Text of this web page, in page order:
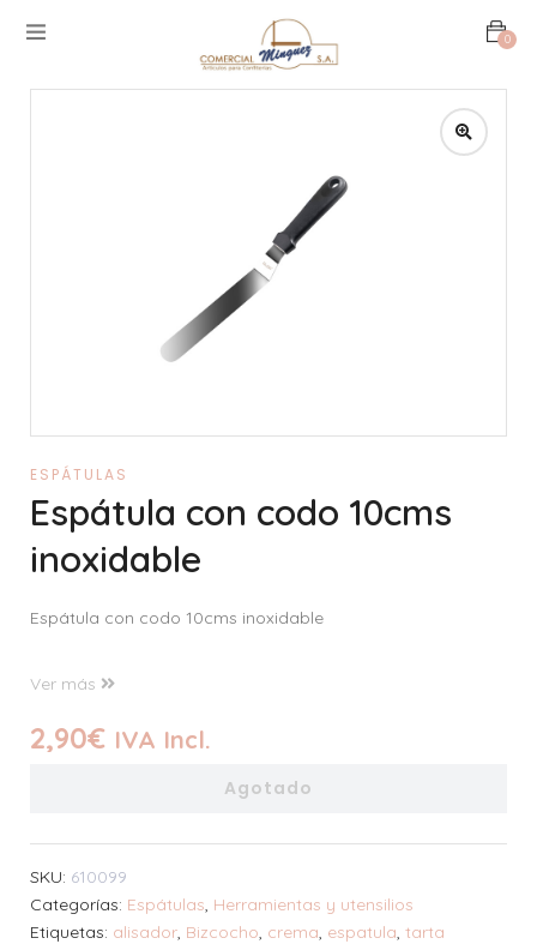
0
ESPÁTULAS
Espátula con codo 10cms
inoxidable
Espátula con codo 10cms inoxidable
Ver más
2,90€ IVA Incl.
Agotado
SKU: 610099
Categorías: Espátulas, Herramientas y utensilios
Etiquetas: alisador, Bizcocho, crema, espatula, tarta